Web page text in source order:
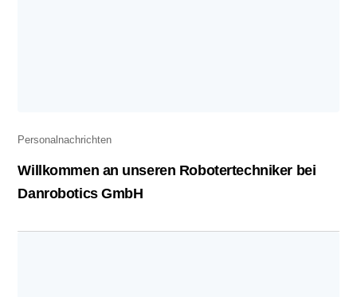
Personalnachrichten
Willkommen an unseren Robotertechniker bei
Danrobotics GmbH